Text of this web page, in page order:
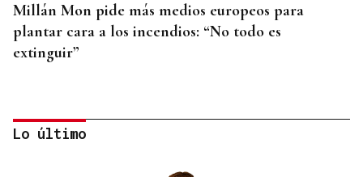
Millán Mon pide más medios europeos para
plantar cara a los incendios: “No todo es
extinguir”
Lo último